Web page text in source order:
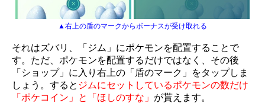
▲右上の盾のマークからボーナスが受け取れる
それはズバリ、「ジム」にポケモンを配置することで
す。ただ、ポケモンを配置するだけではなく、その後
「ショップ」に入り右上の「盾のマーク」をタップしま
しょう。すると ジムにセットしているポケモンの数だけ
「ポケコイン」と「ほしのすな」 が貰えます。